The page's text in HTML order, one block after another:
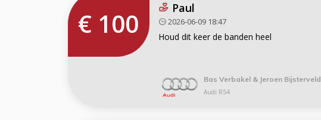
€ 100 Paul
2026-06-09 18:47
Houd dit keer de banden heel
Bas Verbakel & Jeroen Bijsterveld
Audi RS4